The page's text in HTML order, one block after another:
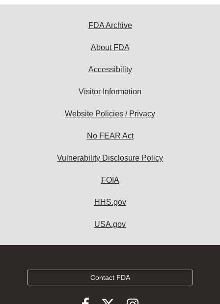
FDA Archive
About FDA
Accessibility
Visitor Information
Website Policies / Privacy
No FEAR Act
Vulnerability Disclosure Policy
FOIA
HHS.gov
USA.gov
Contact FDA
Follow